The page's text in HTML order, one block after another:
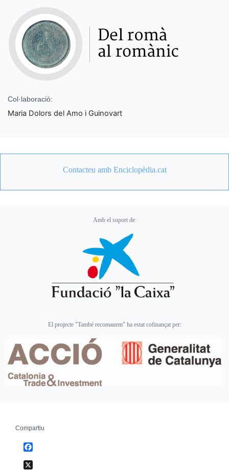
Col·laboració:
Maria Dolors del Amo i Guinovart
Contacteu amb Enciclopèdia.cat
Amb el suport de:
El projecte "També recomanem" ha estat cofinançat per:
Compartiu